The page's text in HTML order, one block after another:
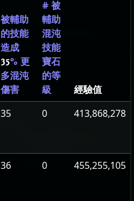
被輔助
的技能
造成
35% 更
多混沌
傷害
# 被
輔助
混沌
技能
寶石
的等
級
經驗值
35 0 413,868,278
36 0 455,255,105